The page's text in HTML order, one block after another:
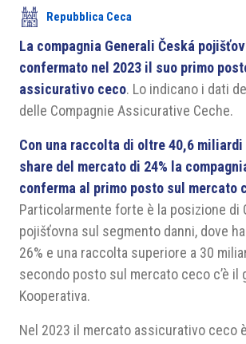
Progetti
Area riservata
Repubblica Ceca
La compagnia Generali Česká
confermato nel 2023 il suo primo
assicurativo ceco. Lo indicano i dati
delle Compagnie Assicurative Ceche.
Con una raccolta di oltre 40,6 miliardi
share del mercato di 24% la
conferma al primo posto sul mercato
Particolarmente forte è la posizione di
pojišťovna sul segmento danni, dove
26% e una raccolta superiore a 30
secondo posto sul mercato ceco c’è il
Kooperativa.
Nel 2023 il mercato assicurativo ceco